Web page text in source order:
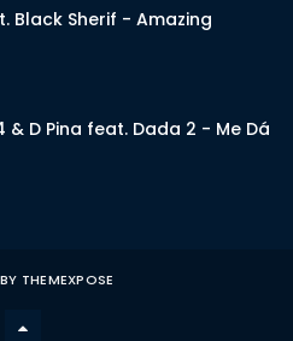
Black Sherif - Amazing
& D Pina feat. Dada 2 - Me Dá
THEMEXPOSE